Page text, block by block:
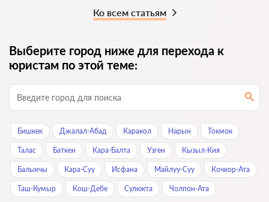
Ко всем статьям
Выберите город ниже для перехода к
юристам по этой теме:
Бишкек Джалал-Абад Каракол Нарын Токмок
Талас Баткен Кара-Балта Узген Кызыл-Кия
Балыкчы Кара-Суу Исфана Майлуу-Суу Кочкор-Ата
Таш-Кумыр Кош-Дебе Сулюкта Чолпон-Ата